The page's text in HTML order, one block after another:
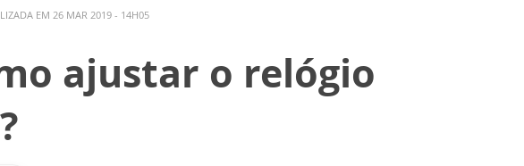
EM 26 MAR 2019 - 14H05
ajustar o relógio